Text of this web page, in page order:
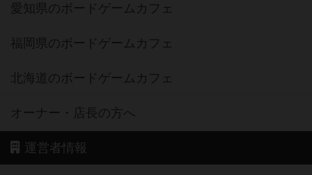
愛知県のボードゲームカフェ
福岡県のボードゲームカフェ
北海道のボードゲームカフェ
オーナー・店長の方へ
運営者情報